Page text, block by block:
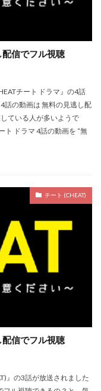
信でフル視聴
チート ドラマ』の4話
話の動画は 無料の見逃し配
ている人が多いようで
ドラマ 4話の動画を “無
チート (CHEAT)
信でフル視聴
』の3話が放送されました